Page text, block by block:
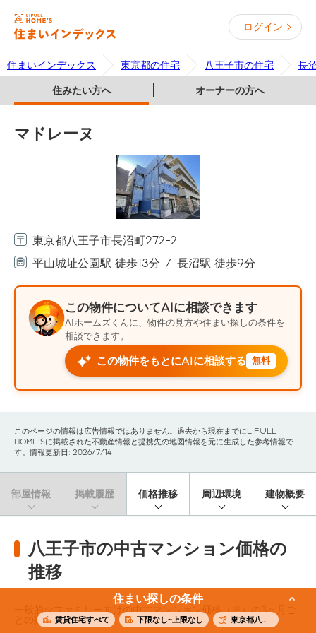
ログイン
住まいインデックス 東京都の住宅 八王子市の住宅 長
住みたい方へ オーナーの方へ
住まい探しの条件
賃貸住宅すべて 下限なし~上限なし 東京都八王子市
マドレーヌ
東京都八王子市長沼町272-2
平山城址公園駅 徒歩13分
長沼駅 徒歩9分
この物件についてAIに相談できます
AIホームズくんに、物件の見方や住まい探しの条件を
相談できます。
この物件をもとにAIに相談する 無料
このページの情報は広告情報ではありません。過去から現在までにLIFULL
HOME'Sに掲載された不動産情報と提携先の地図情報を元に生成した参考情報で
す。情報更新日: 2026/7/14
部屋情報 掲載履歴 価格推移 周辺環境 建物概要
八王子市の中古マンション価格の
推移
一般的なファミリー向けの中古マンション価格（※）の3ヶ月ご
との推移です。